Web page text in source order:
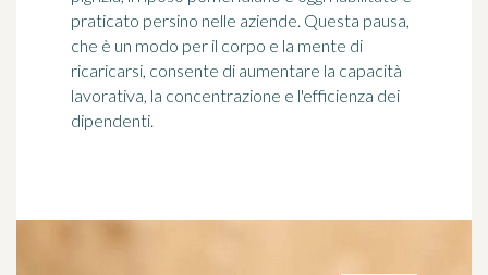
praticato persino nelle aziende. Questa pausa,
che è un modo per il corpo e la mente di
ricaricarsi, consente di aumentare la capacità
lavorativa, la concentrazione e l'efficienza dei
dipendenti.